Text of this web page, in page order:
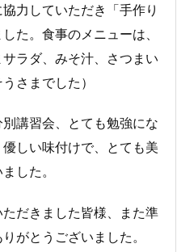
力していただき「手作り
た。食事のメニューは、
ラダ、みそ汁、さつまい
さまでした）
講習会、とても勉強にな
しい味付けで、とても美
した。
だきました皆様、また準
がとうございました。